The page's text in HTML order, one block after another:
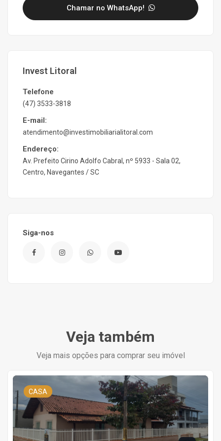
Chamar no WhatsApp!
Invest Litoral
Telefone
(47) 3533-3818
E-mail:
atendimento@investimobiliarialitoral.com
Endereço:
Av. Prefeito Cirino Adolfo Cabral, nº 5933 - Sala 02,
Centro, Navegantes / SC
Siga-nos
Veja também
Veja mais opções para comprar seu imóvel
CASA